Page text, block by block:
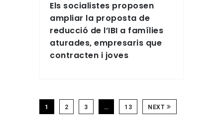
Els socialistes proposen
ampliar la proposta de
reducció de l’IBI a famílies
aturades, empresaris que
contracten i joves
1 2 3 … 13 NEXT